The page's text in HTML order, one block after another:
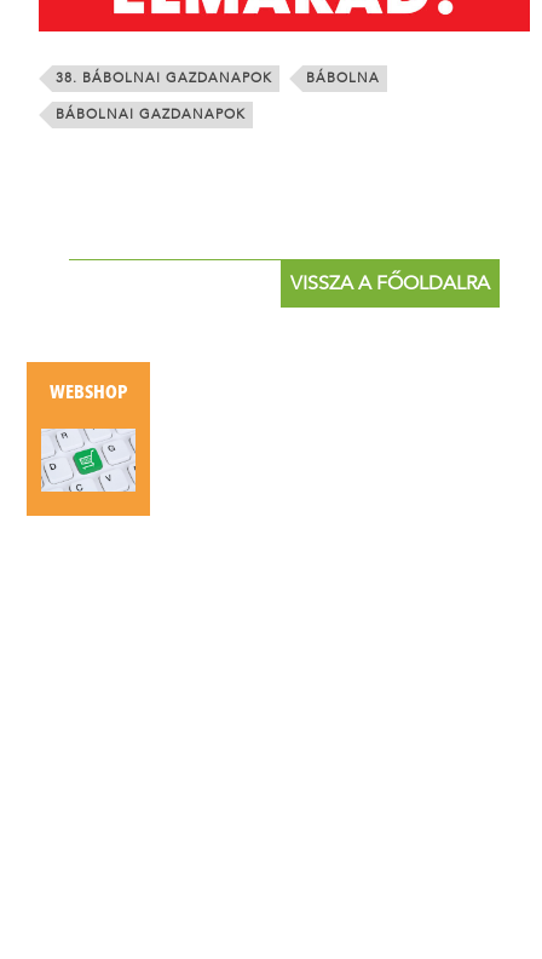
38. BÁBOLNAI GAZDANAPOK
BÁBOLNA
BÁBOLNAI GAZDANAPOK
VISSZA A FŐOLDALRA
WEBSHOP